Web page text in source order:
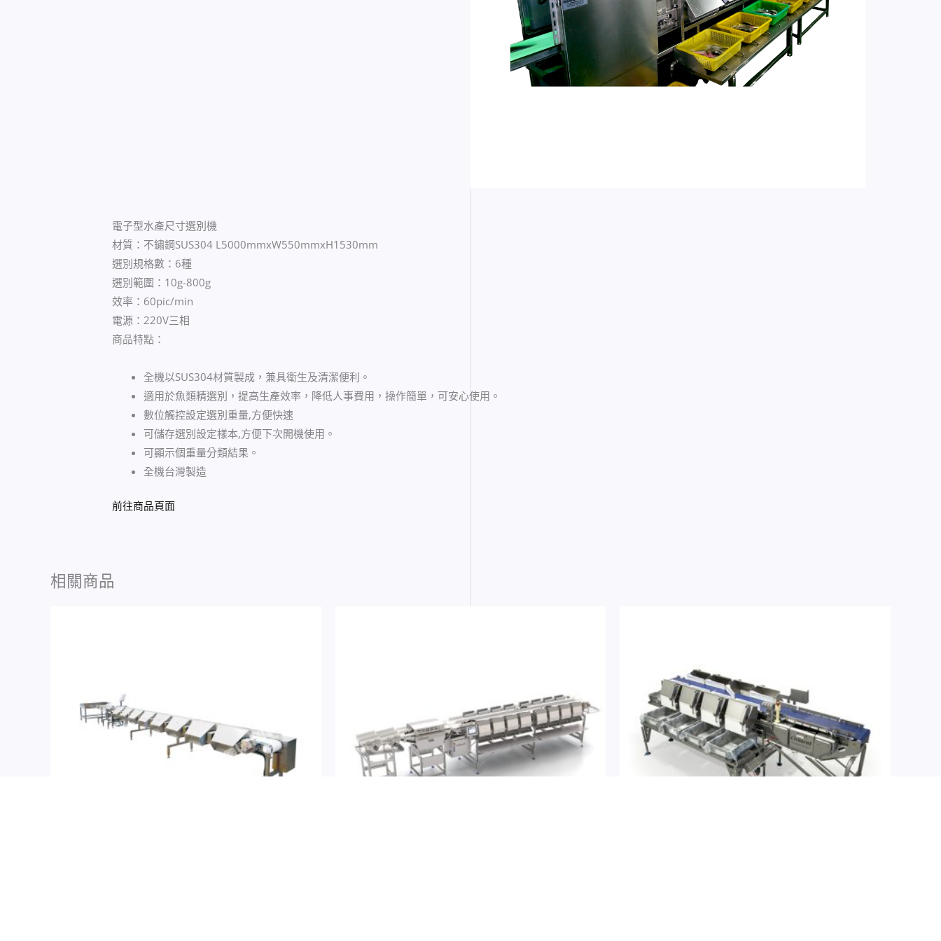
電子型水產尺寸選別機
材質：不鏽鋼SUS304 L5000mmxW550mmxH1530mm
選別規格數：6種
選別範圍：10g-800g
效率：60pic/min
電源：220V三相
商品特點：
全機以SUS304材質製成，兼具衛生及清潔便利。
適用於魚類精選別，提高生產效率，降低人事費用，操作簡單，可安心使用。
數位觸控設定選別重量,方便快速
可儲存選別設定樣本,方便下次開機使用。
可顯示個重量分類結果。
全機台灣製造
前往商品頁面
相關商品